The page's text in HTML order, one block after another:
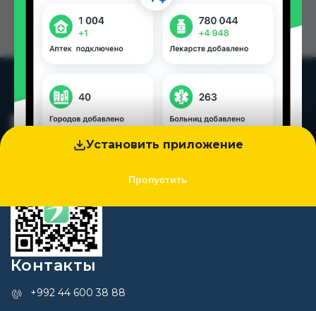
Установить приложение
Пропустить
Контакты
+992 44 600 38 88